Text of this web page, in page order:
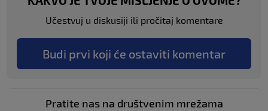
Učestvuj u diskusiji ili pročitaj komentare
Budi prvi koji će ostaviti komentar
Pratite nas na društvenim mrežama